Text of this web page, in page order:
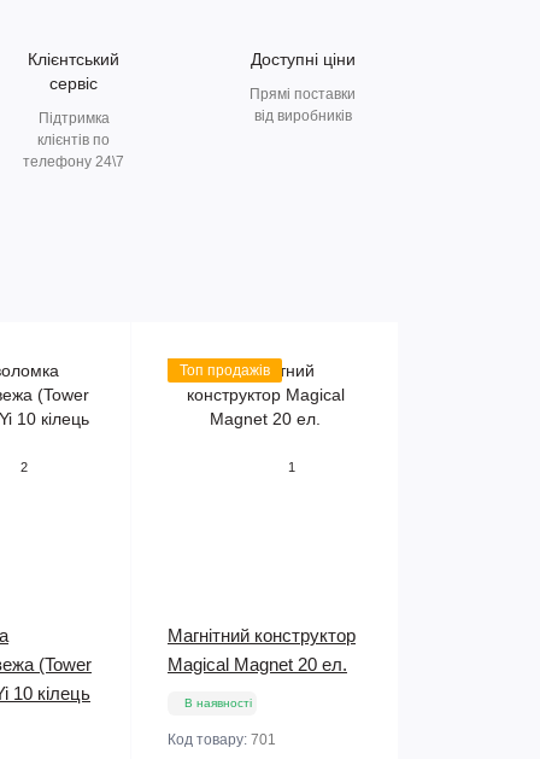
Клієнтський
сервіс
Підтримка
клієнтів по
телефону 24\7
Доступні ціни
Прямі поставки
від виробників
2
(Tower
10 кілець
Топ продажів
1
Магнітний конструктор
Magical Magnet 20 ел.
В наявності
Код товару: 701